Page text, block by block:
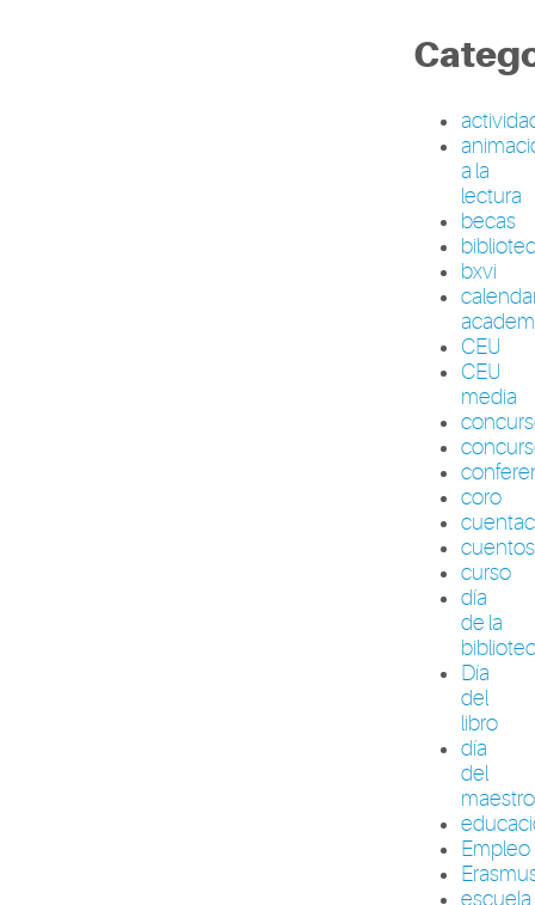
a la
lectura
becas
bxvi
CEU
CEU
media
coro
cuentos
curso
día
de la
Día
del
libro
día
del
maestro
Empleo
escuela